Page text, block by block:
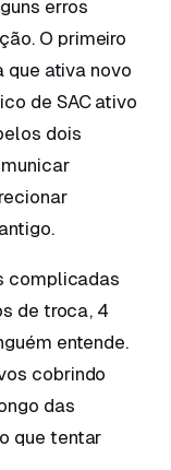
erros
O primeiro
que ativa novo
de SAC ativo
dois
complicadas
de troca, 4
entende.
cobrindo
das
que tentar